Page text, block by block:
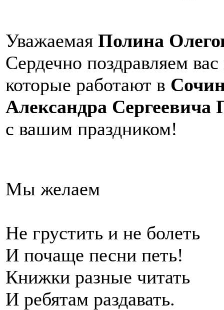
Уважаемая Полина
Сердечно поздравляем
которые работают в
Александра
с вашим праздником!
Мы желаем
Не грустить и не болеть
И почаще песни петь!
Книжки разные читать
И ребятам раздавать.